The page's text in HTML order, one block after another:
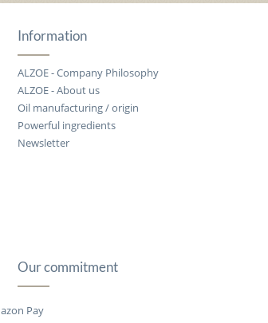
Information
ALZOE - Company Philosophy
ALZOE - About us
Oil manufacturing / origin
Powerful ingredients
Newsletter
Our commitment